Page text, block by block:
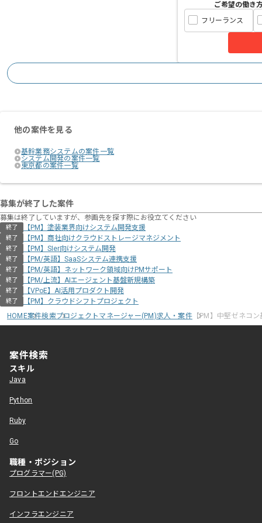
ご希望の働き
フリーランス
他の案件を見る
基幹業務システムの案件一覧
システム開発の案件一覧
東京都の案件一覧
募集が終了した案件
募集は終了していますが、参画先を探す際にお役立てください
終了 【PM】塗装業界向けシステム開発支援
終了 【PM】商社向けクラウドストレージマネジメント
終了 【PM】SIer向けシステム開発
終了 【PM/英語】SaaSシステム連携支援
終了 【PM/英語】ネットワーク領域向けPMサポート
終了 【PM/上流】AIエージェント基盤新規構築
終了 【VPoE】AI活用プロダクト開発
終了
【PM】クラウドシフトプロジェクト
HOME案件検索プロジェクトマネージャー(PM)求人・案件【PM】中堅ゼネコ
案件検索
スキル
Java
Python
Ruby
Go
職種・ポジション
プログラマー(PG)
フロントエンドエンジニア
インフラエンジニア